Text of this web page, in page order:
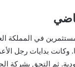
في المملكة
وكانت بدايات رجل
ثم التحق